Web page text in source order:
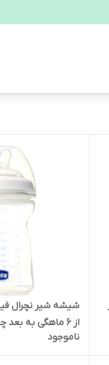
شیشه شیر نچرال
از 6 ماهگی به بعد چیکو
ناموجود